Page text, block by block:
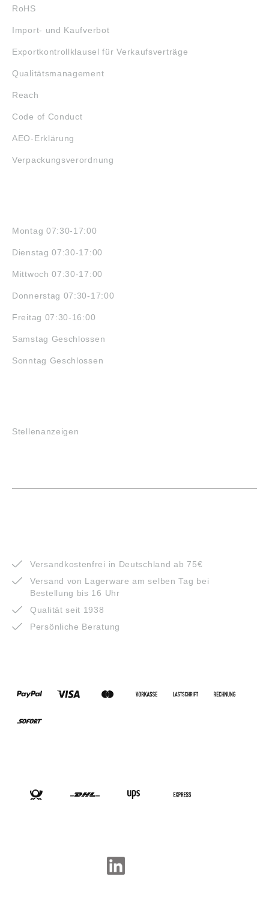
RoHS
Import- und Kaufverbot
Exportkontrollklausel für Verkaufsverträge
Qualitätsmanagement
Reach
Code of Conduct
AEO-Erklärung
Verpackungsverordnung
Montag 07:30-17:00
Dienstag 07:30-17:00
Mittwoch 07:30-17:00
Donnerstag 07:30-17:00
Freitag 07:30-16:00
Samstag Geschlossen
Sonntag Geschlossen
Stellenanzeigen
Versandkostenfrei in Deutschland ab 75€
Versand von Lagerware am selben Tag bei
Bestellung bis 16 Uhr
Qualität seit 1938
Persönliche Beratung